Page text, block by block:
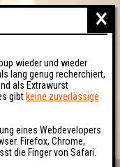
×
wieder und wieder
lang genug recherchiert,
als Extrawurst
gibt keine zuverlässige
eines Webdevelopers
Firefox, Chrome,
die Finger von Safari.